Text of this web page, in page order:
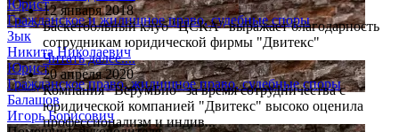
Юрист
Гражданское и жилищное право, судебные споры
Зык
Никита Николаевич
Юрист
Гражданское право, жилищное право, судебные споры
Балашов
Игорь Борисович
12 января 2018
Баскетбольный клуб "ЦСКА" выражает благодарность
сотрудникам юридической фирмы "Двитекс"
Читать далее....
20 апреля 2020
Компания "ВерумБио" за время сотрудничества с
юридической компанией "Двитекс" высоко оценила
профессионализм и индив...